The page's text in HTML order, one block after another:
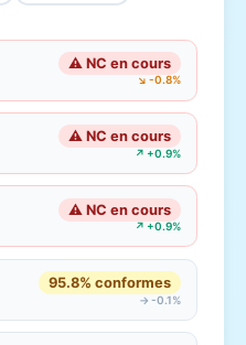
⚠ NC en cours
↘ -0.8%
⚠ NC en cours
↗ +0.9%
⚠ NC en cours
↗ +0.9%
95.8% conformes
→ -0.1%